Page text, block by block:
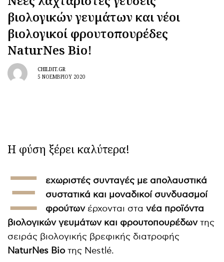
βιολογικών γευμάτων και νέοι
βιολογικοί φρουτοπουρέδες
NaturNes Bio!
CHILDIT.GR
5 ΝΟΕΜΒΡΊΟΥ 2020
Η φύση ξέρει καλύτερα!
Ξ
εχωριστές συνταγές με απολαυστικά
συστατικά και μοναδικοί συνδυασμοί
φρούτωνέρχονται στα νέα προϊόντα
βιολογικών γευμάτων και φρουτοπουρέδωντης
σειράς βιολογικής βρεφικής διατροφής
NaturNes Bioτης Nestlé.